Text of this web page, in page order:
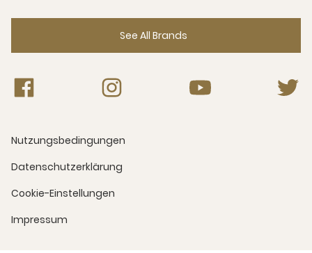
See All Brands
Nutzungsbedingungen
Datenschutzerklärung
Cookie-Einstellungen
Impressum